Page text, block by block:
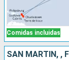
Comidas incluidas